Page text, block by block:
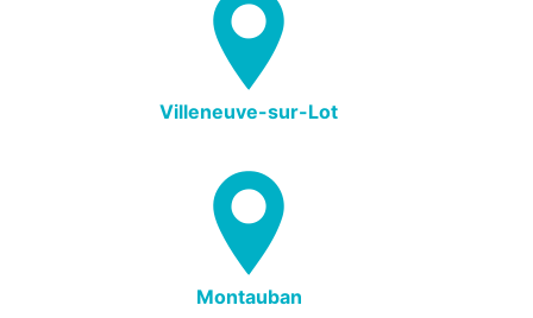
Villeneuve-sur-Lot
Montauban